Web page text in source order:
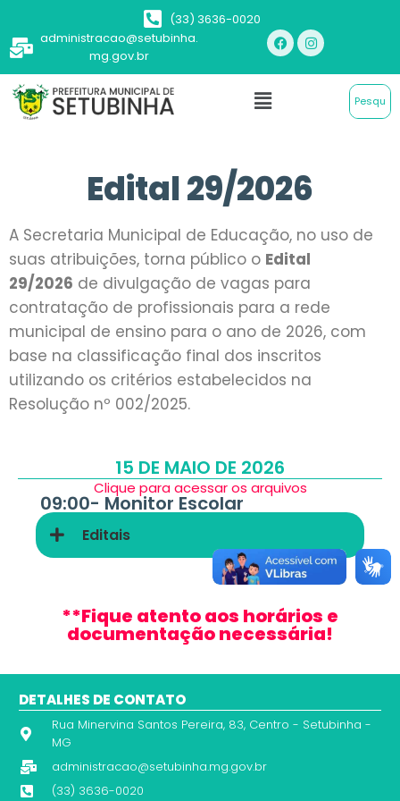
(33) 3636-0020
administracao@setubinha.
mg.gov.br
Edital 29/2026
A Secretaria Municipal de Educação, no uso de
suas atribuições, torna público o Edital
29/2026 de divulgação de vagas para
contratação de profissionais para a rede
municipal de ensino para o ano de 2026, com
base na classificação final dos inscritos
utilizando os critérios estabelecidos na
Resolução nº 002/2025.
15 DE MAIO DE 2026
Clique para acessar os arquivos
09:00- Monitor Escolar
Editais
**Fique atento aos horários e
documentação necessária!
DETALHES DE CONTATO
Rua Minervina Santos Pereira, 83, Centro - Setubinha -
MG
administracao@setubinha.mg.gov.br
(33) 3636-0020